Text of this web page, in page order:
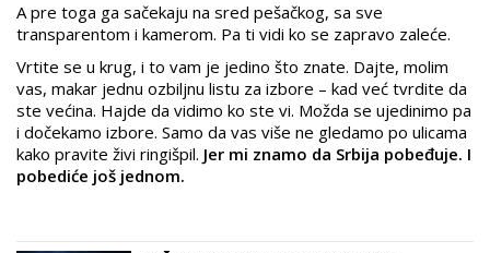
A pre toga ga sačekaju na sred pešačkog, sa sve
transparentom i kamerom. Pa ti vidi ko se zapravo zaleće.
Vrtite se u krug, i to vam je jedino što znate. Dajte, molim
vas, makar jednu ozbiljnu listu za izbore – kad već tvrdite da
ste većina. Hajde da vidimo ko ste vi. Možda se ujedinimo pa
i dočekamo izbore. Samo da vas više ne gledamo po ulicama
kako pravite živi ringišpil. Jer mi znamo da Srbija pobeđuje. I
pobediće još jednom.